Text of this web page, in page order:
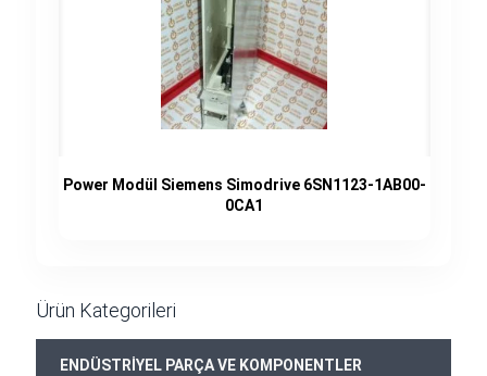
Power Modül Siemens Simodrive 6SN1123-1AB00-
0CA1
Ürün Kategorileri
ENDÜSTRİYEL PARÇA VE KOMPONENTLER